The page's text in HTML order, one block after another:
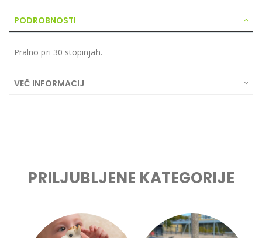
PODROBNOSTI
Pralno pri 30 stopinjah.
VEČ INFORMACIJ
PRILJUBLJENE KATEGORIJE